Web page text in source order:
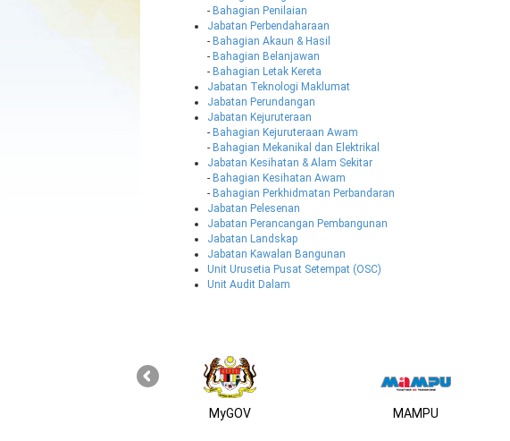
- Bahagian Penilaian
Jabatan Perbendaharaan
- Bahagian Akaun & Hasil
- Bahagian Belanjawan
- Bahagian Letak Kereta
Jabatan Teknologi Maklumat
Jabatan Perundangan
Jabatan Kejuruteraan
- Bahagian Kejuruteraan Awam
- Bahagian Mekanikal dan Elektrikal
Jabatan Kesihatan & Alam Sekitar
- Bahagian Kesihatan Awam
- Bahagian Perkhidmatan Perbandaran
Jabatan Pelesenan
Jabatan Perancangan Pembangunan
Jabatan Landskap
Jabatan Kawalan Bangunan
Unit Urusetia Pusat Setempat (OSC)
Unit Audit Dalam
MyGOV MAMPU